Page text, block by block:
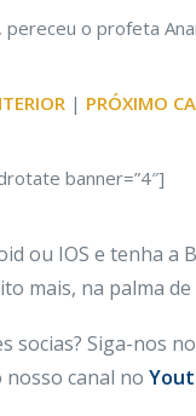
o profeta
| PRÓXIMO
banner=”4″]
ou IOS e tenha a
mais, na palma de
socias? Siga-nos no
canal no